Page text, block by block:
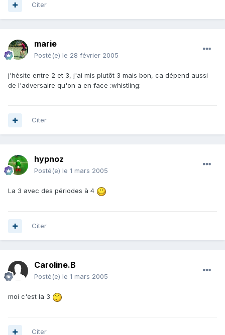
Citer
marie
Posté(e) le 28 février 2005
j'hésite entre 2 et 3, j'ai mis plutôt 3 mais bon, ca dépend aussi
de l'adversaire qu'on a en face :whistling:
Citer
hypnoz
Posté(e) le 1 mars 2005
La 3 avec des périodes à 4
Citer
Caroline.B
Posté(e) le 1 mars 2005
moi c'est la 3
Citer